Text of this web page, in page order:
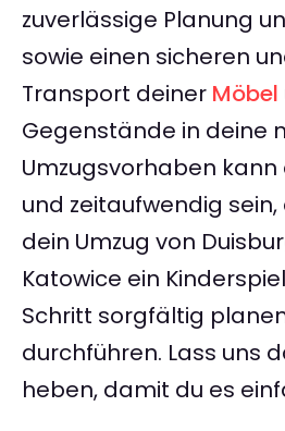
zuverlässige Planung
sowie einen sicheren
Transport deiner Möbel
Gegenstände in deine
Umzugsvorhaben
und zeitaufwendig
dein Umzug von
Katowice ein
Schritt sorgfältig
durchführen. Lass uns
heben, damit du es